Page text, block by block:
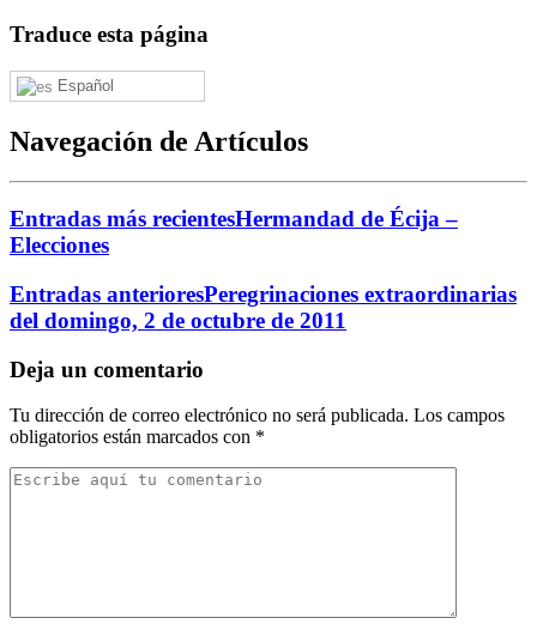
Traduce esta página
Español
Navegación de Artículos
Entradas más recientesHermandad de Écija –
Elecciones
Entradas anterioresPeregrinaciones extraordinarias
del domingo, 2 de octubre de 2011
Deja un comentario
Tu dirección de correo electrónico no será publicada. Los campos
obligatorios están marcados con *